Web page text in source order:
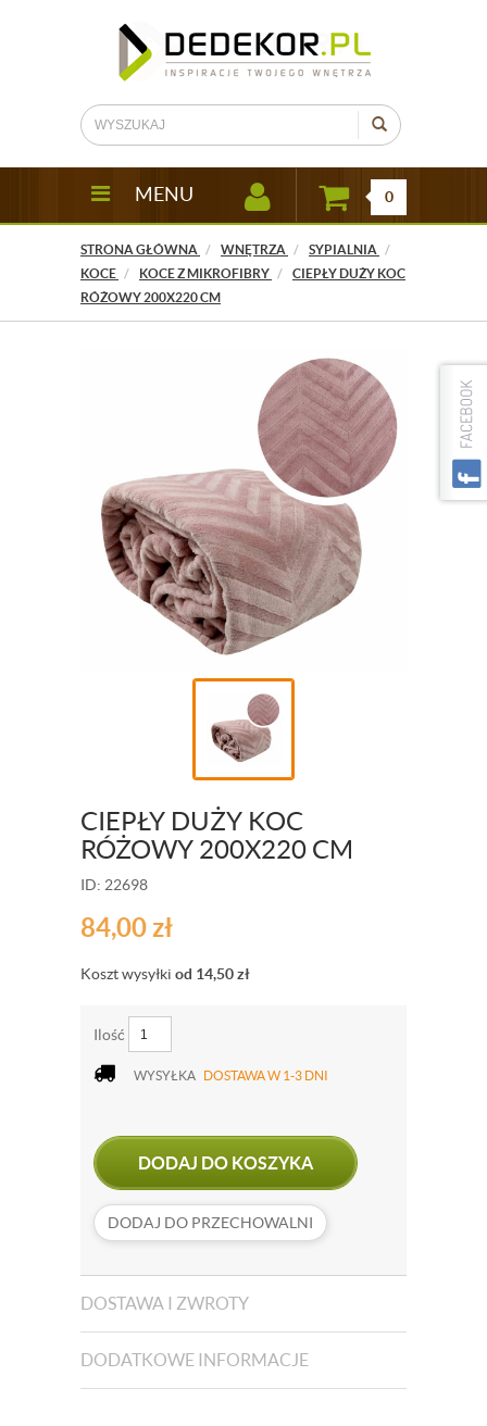
MENU 0
STRONA GŁÓWNA WNĘTRZA
SYPIALNIA
KOCE
KOCE Z MIKROFIBRY
CIEPŁY DUŻY KOC
RÓŻOWY 200X220 CM
CIEPŁY DUŻY KOC
RÓŻOWY 200X220 CM
ID: 22698
84,00zł
Koszt wysyłki od 14,50zł
Ilość
WYSYŁKA DOSTAWA W 1-3 DNI
DODAJ DO KOSZYKA
DODAJ DO PRZECHOWALNI
DOSTAWA I ZWROTY
DODATKOWE INFORMACJE